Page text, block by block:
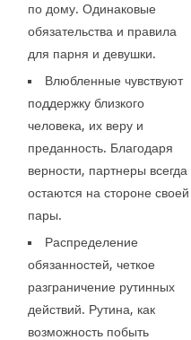
по дому. Одинаковые
обязательства и правила
для парня и девушки.
Влюбленные чувствуют
поддержку близкого
человека, их веру и
преданность. Благодаря
верности, партнеры всегда
остаются на стороне своей
пары.
Распределение
обязанностей, четкое
разграничение рутинных
действий. Рутина, как
возможность побыть